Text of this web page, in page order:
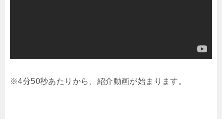
※4分50秒あたりから、紹介動画が始まります。